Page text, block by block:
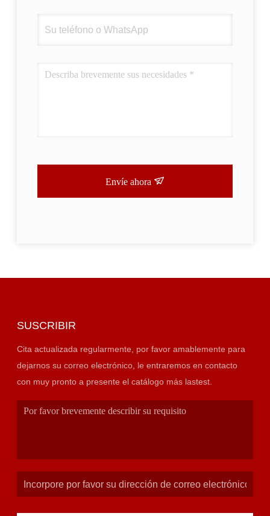
Envíe ahora
SUSCRIBIR
Cita actualizada regularmente, por favor amablemente para
dejarnos su correo electrónico, le entraremos en contacto
con muy pronto a presente el catálogo más lastest.